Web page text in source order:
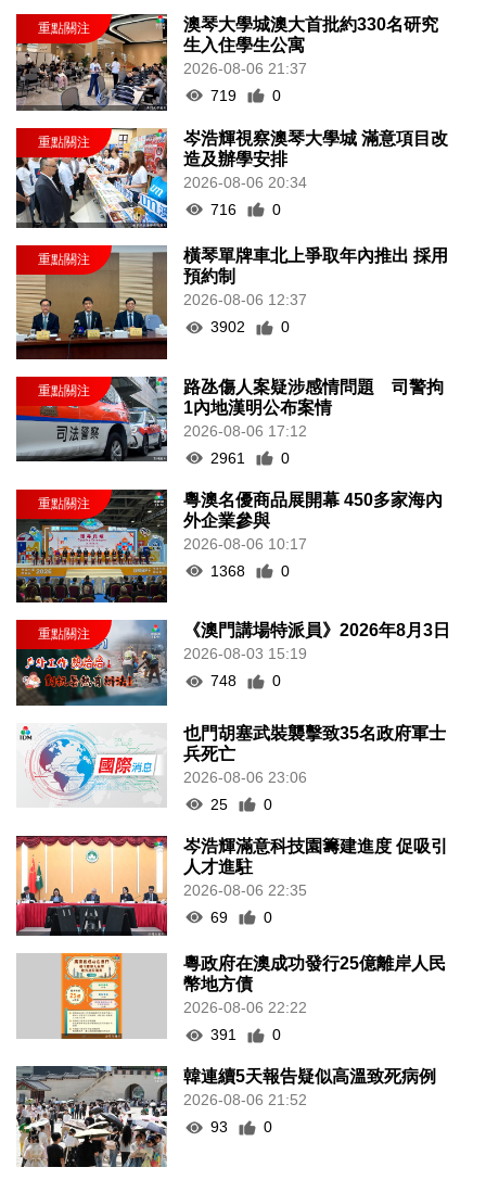
澳琴大學城澳大首批約330名研究
生入住學生公寓
2026-08-06 21:37
719
0
岑浩輝視察澳琴大學城 滿意項目改
造及辦學安排
2026-08-06 20:34
716
0
橫琴單牌車北上爭取年內推出 採用
預約制
2026-08-06 12:37
3902
0
路氹傷人案疑涉感情問題 司警拘
1內地漢明公布案情
2026-08-06 17:12
2961
0
粵澳名優商品展開幕 450多家海內
外企業參與
2026-08-06 10:17
1368
0
《澳門講場特派員》2026年8月3日
2026-08-03 15:19
748
0
也門胡塞武裝襲擊致35名政府軍士
兵死亡
2026-08-06 23:06
25
0
岑浩輝滿意科技園籌建進度 促吸引
人才進駐
2026-08-06 22:35
69
0
粵政府在澳成功發行25億離岸人民
幣地方債
2026-08-06 22:22
391
0
韓連續5天報告疑似高溫致死病例
2026-08-06 21:52
93
0